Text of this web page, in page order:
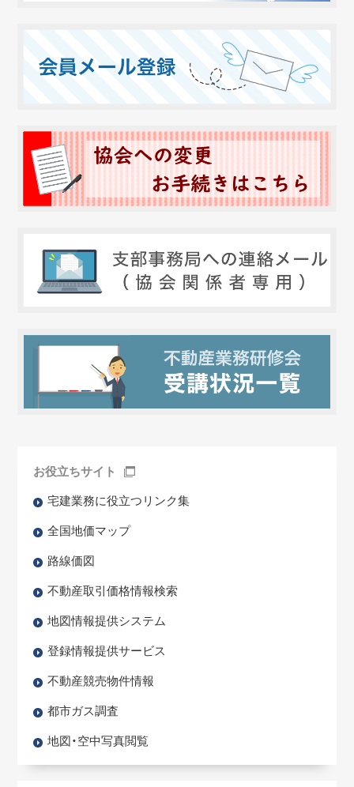
お役立ちサイト
宅建業務に役立つリンク集
全国地価マップ
路線価図
不動産取引価格情報検索
地図情報提供システム
登録情報提供サービス
不動産競売物件情報
都市ガス調査
地図・空中写真閲覧